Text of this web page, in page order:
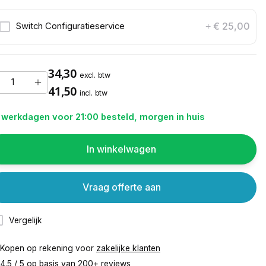
Switch Configuratieservice + € 25,00
34,30 excl. btw
41,50 incl. btw
werkdagen voor 21:00 besteld, morgen in huis
In winkelwagen
Vergelijk
Vraag offerte aan
Kopen op rekening voor zakelijke klanten
4.5 / 5 op basis van 200+ reviews